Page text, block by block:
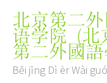
北京第二外
语学院 (北
第二外國
Běi jīng Dì èr Wài